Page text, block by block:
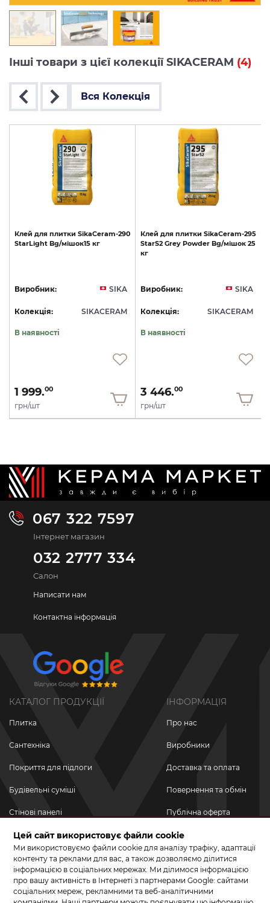
Інші товари з цієї колекції SIKACERAM (4)
Вся Колекція
Клей для плитки SikaCeram-290
StarLight Bg/мішок15 кг
Виробник: SIKA
Колекція: SIKACERAM
В наявності
1 999.00
грн/шт
Клей для плитки SikaCeram-295
StarS2 Grey Powder Bg/мішок 25
кг
Виробник: SIKA
Колекція: SIKACERAM
В наявності
3 446.00
грн/шт
067 322 7597
Інтернет магазин
032 2777 334
Салон
Написати нам
Контактна інформація
КАТАЛОГ ПРОДУКЦІЇ
Плитка
Сантехніка
Покриття для підлоги
Будівельні суміші
Стінові панелі
Новинки
Акційні товари
Акції/Знижки
ІНФОРМАЦІЯ
Про нас
Виробники
Доставка та оплата
Повернення та обмін
Публічна оферта
Політика
конфіденційності
ПРИЄДНУЙТЕСЬ ДО НАС У СОЦМЕРЕЖАХ
Цей сайт використовує файли cookie
Ми використовуємо файли cookie для аналізу трафіку, адаптації
контенту та реклами для вас, а також дозволяємо ділитися
інформацією в соціальних мережах. Ми ділимося інформацією
про вашу активність в Інтернеті з партнерами Google: сайтами
соціальних мереж, рекламними та веб-аналітичними